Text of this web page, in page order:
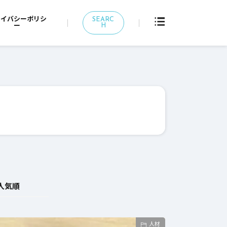
バシーポリシ
ー
SEARC
H
気順
人材